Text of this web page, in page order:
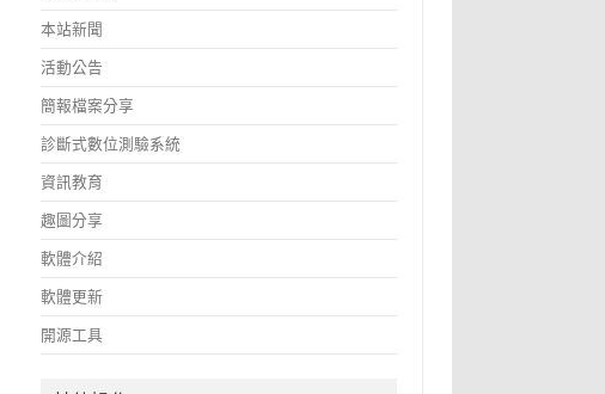
本站新聞
活動公告
簡報檔案分享
診斷式數位測驗系統
資訊教育
趣圖分享
軟體介紹
軟體更新
開源工具